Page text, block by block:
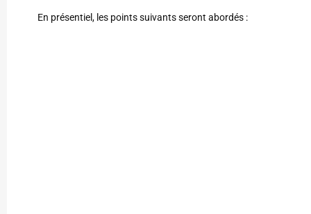
En présentiel, les points suivants seront abordés :